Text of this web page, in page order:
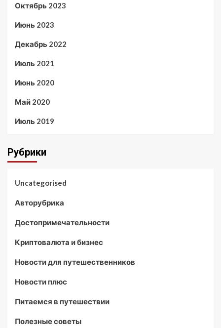
Октябрь 2023
Июнь 2023
Декабрь 2022
Июль 2021
Июнь 2020
Май 2020
Июль 2019
Рубрики
Uncategorised
Авторубрика
Достопримечательности
Криптовалюта и бизнес
Новости для путешественников
Новости плюс
Питаемся в путешествии
Полезные советы